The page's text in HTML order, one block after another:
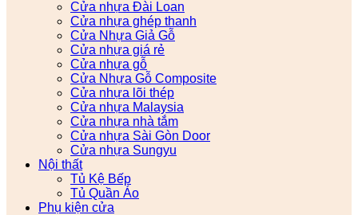
Cửa nhựa Đài Loan
Cửa nhựa ghép thanh
Cửa Nhựa Giả Gỗ
Cửa nhựa giá rẻ
Cửa nhựa gỗ
Cửa Nhựa Gỗ Composite
Cửa nhựa lõi thép
Cửa nhựa Malaysia
Cửa nhựa nhà tắm
Cửa nhựa Sài Gòn Door
Cửa nhựa Sungyu
Nội thất
Tủ Kệ Bếp
Tủ Quần Áo
Phụ kiện cửa